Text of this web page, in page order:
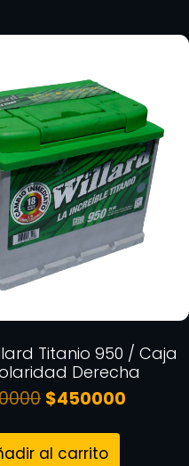
Titanio 950 / Caja
Derecha
$450000
al carrito